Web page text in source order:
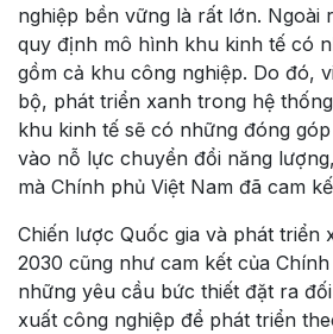
nghiệp bền vững là rất lớn. Ngoài
quy định mô hình khu kinh tế có
gồm cả khu công nghiệp. Do đó,
bộ, phát triển xanh trong hệ
khu kinh tế sẽ có những đóng
vào nỗ lực chuyển đổi năng
mà Chính phủ Việt Nam đã cam
Chiến lược Quốc gia và phát triển
2030 cũng như cam kết của
những yêu cầu bức thiết đặt ra
xuất công nghiệp để phát triển